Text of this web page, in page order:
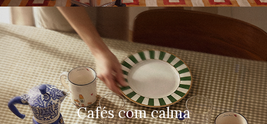
Cafés com calma